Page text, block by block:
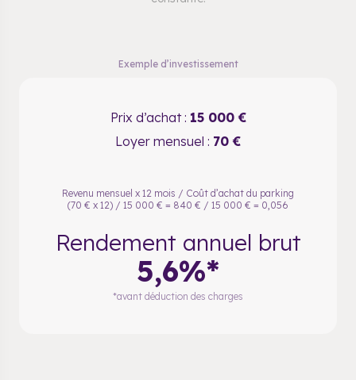
Exemple d’investissement
Prix d’achat : 15 000 €
Loyer mensuel : 70 €
Revenu mensuel x 12 mois / Coût d’achat du parking
(70 € x 12) / 15 000 € = 840 € / 15 000 € = 0,056
Rendement annuel brut
5,6%*
*avant déduction des charges